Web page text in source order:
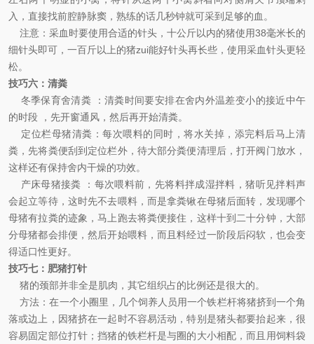
入，直接找前腔静脉窦，熟练的话几秒钟就可采到足够的血。
注意： 采血时要使用合适的针头，十公斤以内的猪使用38毫米长的
细针头即可，一百斤以上的猪zui能好针头再长些，使用采血针头更轻
松。
技巧六 ： 清粪
冬季保育舍清粪 ：清粪时间要安排在舍内外温差变小的接近中午
的时段 ，先开窗通风，然后再开始清粪。
定位栏母猪清粪：每次喂料的同时，将水关掉，添完料后马上清
粪，先将粪便刮到定位栏外，待大部分粪便清理后，打开阀门放水，
这样还有保持舍内干燥的功效。
产床母猪接粪 ：每次喂料前，先将料拌成湿拌料，猪听见拌料声
会起立等待，这时先不去喂料，而是拿粪锹在母猪后面转，发现哪个
母猪有拉粪的迹象，马上跑去将粪便接住，这样十到二十分钟，大部
分母猪都会排便，然后开始喂料，而且料经过一阶段后闷软，也会变
得适口性更好。
技巧七 ： 肥猪打针
猪的颈部并非全是肌肉，其它组织占的比例还是很大的。
方法：在一个小圈里，几个饲养人员用一个铁栏杆将猪挤到一个角
落或边上，因猪挤在一起时不容易活动，特别是猪头都要抬起来，很
容易固定部位打针；挡猪的铁栏杆是与圈的大小相配，而且用饲料袋